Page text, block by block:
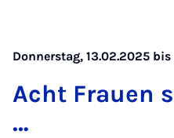
Donnerstag, 13.02.2025
Acht Frau­en
…